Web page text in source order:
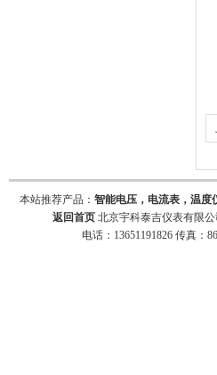
本站推荐产品： 智能电压，电流表，温度
返回首页 北京宇科泰吉仪表有限
电话：13651191826 传真：